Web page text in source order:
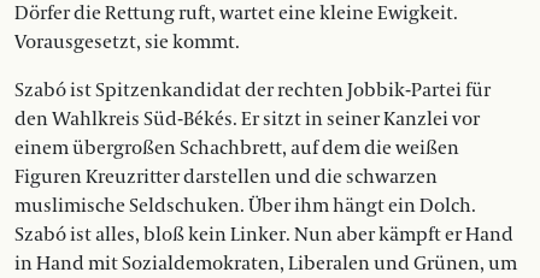
Dörfer die Rettung ruft, wartet eine kleine Ewigkeit.
Vorausgesetzt, sie kommt.
Szabó ist Spitzenkandidat der rechten Jobbik-Partei für
den Wahlkreis Süd-Békés. Er sitzt in seiner Kanzlei vor
einem übergroßen Schachbrett, auf dem die weißen
Figuren Kreuzritter darstellen und die schwarzen
muslimische Seldschuken. Über ihm hängt ein Dolch.
Szabó ist alles, bloß kein Linker. Nun aber kämpft er Hand
in Hand mit Sozialdemokraten, Liberalen und Grünen, um